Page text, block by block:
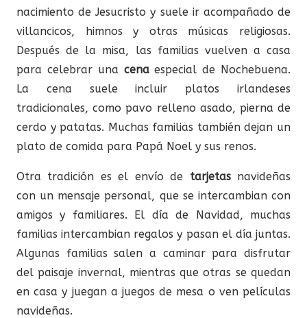
nacimiento de Jesucristo y suele ir acompañado de
villancicos, himnos y otras músicas religiosas.
Después de la misa, las familias vuelven a casa
para celebrar una cenaespecial de Nochebuena.
La cena suele incluir platos irlandeses
tradicionales, como pavo relleno asado, pierna de
cerdo y patatas. Muchas familias también dejan un
plato de comida para Papá Noel y sus renos.
Otra tradición es el envío de tarjetasnavideñas
con un mensaje personal, que se intercambian con
amigos y familiares. El día de Navidad, muchas
familias intercambian regalos y pasan el día juntas.
Algunas familias salen a caminar para disfrutar
del paisaje invernal, mientras que otras se quedan
en casa y juegan a juegos de mesa o ven películas
navideñas.